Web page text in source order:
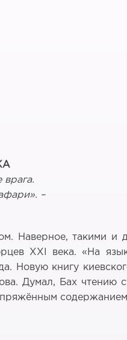
–
Наверное, такими
ХХI века. «На
Новую книгу
Думал, Бах чтению
содержанием